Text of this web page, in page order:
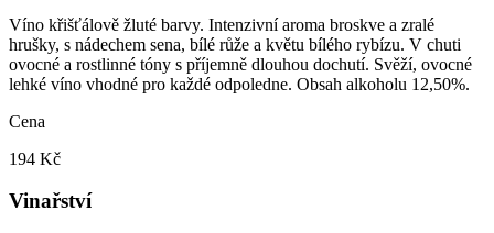
Víno křišťálově žluté barvy. Intenzivní aroma broskve a zralé
hrušky, s nádechem sena, bílé růže a květu bílého rybízu. V chuti
ovocné a rostlinné tóny s příjemně dlouhou dochutí. Svěží, ovocné
lehké víno vhodné pro každé odpoledne. Obsah alkoholu 12,50%.
Cena
194 Kč
Vinařství